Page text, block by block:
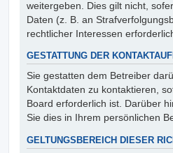
weitergeben. Dies gilt nicht,
Daten (z. B. an
rechtlicher Interessen
GESTATTUNG DER
Sie gestatten dem Betreiber
Kontaktdaten zu kontaktieren,
Board erforderlich ist. Darüber
Sie dies in Ihrem persönlichen
GELTUNGSBEREICH DIESER